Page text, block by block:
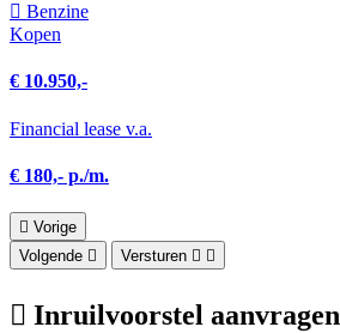
Benzine
Kopen
€ 10.950,-
Financial lease v.a.
€ 180,- p./m.
Vorige
Volgende
Versturen
Inruilvoorstel aanvragen